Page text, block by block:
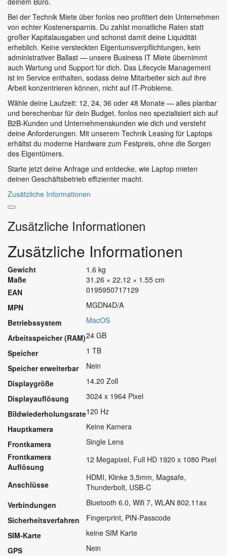
Bei der Technik Miete über fonlos neo profitiert dein Unternehmen
von echter Kostenersparnis. Du zahlst monatliche Raten statt
großer Kapitalausgaben und schonst damit deine Liquidität
erheblich. Keine versteckten Eigentumsverpflichtungen, kein
administrativer Ballast — unsere Business IT Miete übernimmt
auch Wartung und Support für dich. Das Lifecycle Management
ist im Service enthalten, sodass deine Mitarbeiter sich auf ihre
Arbeit konzentrieren können, nicht auf IT-Probleme.
Wähle deine Laufzeit: 12, 24, 36 oder 48 Monate — alles planbar
und berechenbar für dein Budget. fonlos neo spezialisiert sich auf
B2B-Kunden und Unternehmenskunden wie dich und versteht
deine Anforderungen. Mit unserem Technik Leasing für Laptops
erhältst du moderne Hardware zum Festpreis, ohne die Sorgen
des Eigentümers.
Starte jetzt deine Anfrage und entdecke, wie Laptop mieten
deinen Geschäftsbetrieb effizienter macht.
Zusätzliche Informationen
Zusätzliche Informationen
Zusätzliche Informationen
Gewicht
1.6 kg
Maße
31.26 × 22.12 × 1.55 cm
EAN
0195950717129
MPN
MGDN4D/A
Betriebssystem
MacOS
Arbeitsspeicher (RAM)24 GB
Speicher
1 TB
Speicher erweiterbar
Nein
Displaygröße
14.20 Zoll
Displayauflösung
3024 x 1964 Pixel
Bildwiederholungsrate120 Hz
Hauptkamera
Keine Kamera
Frontkamera
Single Lens
Frontkamera
Auflösung
12 Megapixel, Full HD 1920 x 1080 Pixel
Anschlüsse
HDMI, Klinke 3,5mm, Magsafe,
Thunderbolt, USB-C
Verbindungen
Bluetooth 6.0, Wifi 7, WLAN 802.11ax
Sicherheitsverfahren
Fingerprint, PIN-Passcode
SIM-Karte
keine SIM Karte
GPS
Nein